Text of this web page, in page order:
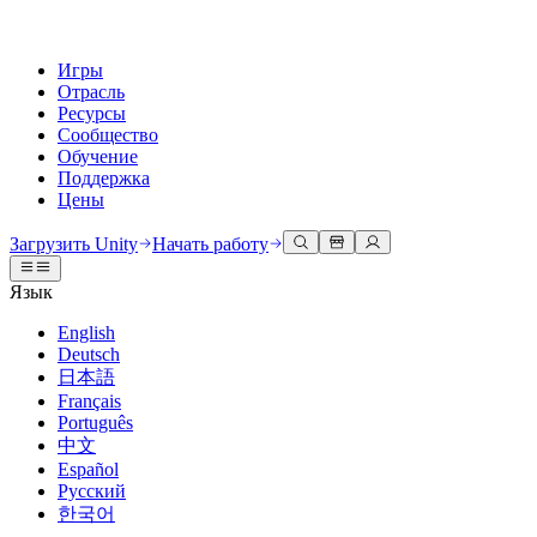
Игры
Отрасль
Ресурсы
Сообщество
Обучение
Поддержка
Цены
Движок Unity
Создавайте 2D и 3D игры для любой платформы
Совместная работа
Сотрудничайте и быстро вносите изменения с вашей командой
Загрузить Unity
Тарифы и цены
Развертывание
Многоплатформенность
3D сотрудничество
Создавайте и просматривайте 3D проекты в реальном времени
Иммерсивное обучение
Обучение в иммерсивных средах
Пользовательские опыты
Создавайте интерактивные 3D опыты
Отрасли
Производство
Документация
Инструменты для разработчиков
Версии релизов и трекер проблем
План развития
Обзор предстоящих функций
Глоссарий
Обсуждения
События
Глобальные и местные события
Истории сообщества
Made with Unity
Показ Unity-креаторов
Unity Learn
Освойте навыки Unity бесплатно
Профессиональное обучение
Повышайте уровень своей команды с тренерами Unity
Не использовали Unity раньше
С чего начать
Приступите к обучению
Основные пути Unity
Получить помощь
Помогаем вам добиться успеха с Unity
Планы успеха
Достигайте своих целей быстрее с помощью экспертов
FAQ
Ответы на часто задаваемые вопросы
Связаться с нами
Свяжитесь с нашей командой
Загрузить Unity Начать работу
Язык
English
Deutsch
日本語
Français
Português
中文
Español
Русский
한국어